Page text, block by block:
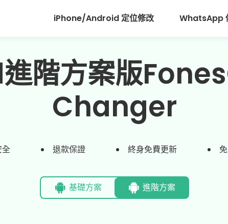
iPhone/Android 定位修改 WhatsApp
階方案版
Changer
全 退款保證 終身免費更新
基礎方案 進階方案